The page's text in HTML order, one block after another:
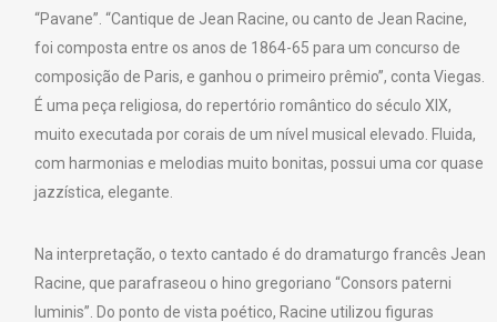
“Pavane”. “Cantique de Jean Racine, ou canto de Jean Racine,
foi composta entre os anos de 1864-65 para um concurso de
composição de Paris, e ganhou o primeiro prêmio”, conta Viegas.
É uma peça religiosa, do repertório romântico do século XIX,
muito executada por corais de um nível musical elevado. Fluida,
com harmonias e melodias muito bonitas, possui uma cor quase
jazzística, elegante.
Na interpretação, o texto cantado é do dramaturgo francês Jean
Racine, que parafraseou o hino gregoriano “Consors paterni
luminis”. Do ponto de vista poético, Racine utilizou figuras